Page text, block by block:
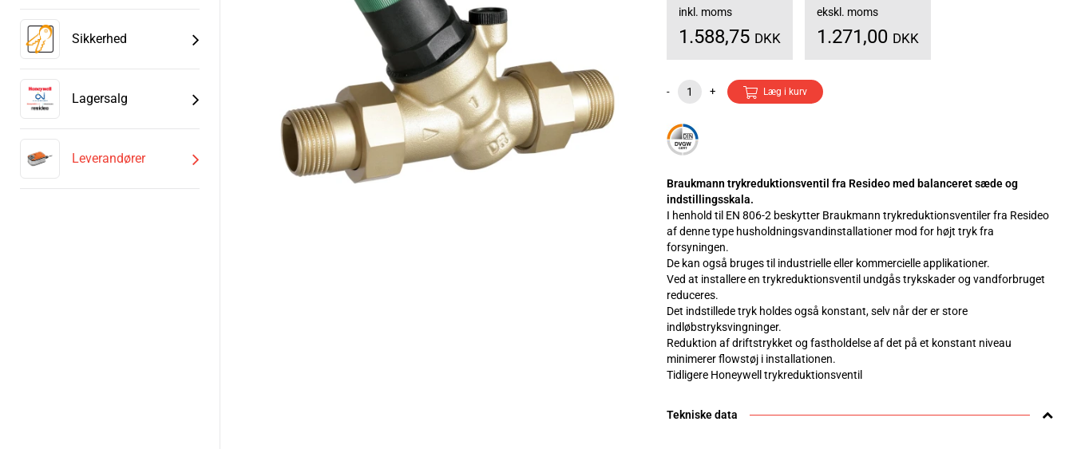
Sikkerhed
Lagersalg
Leverandører
inkl. moms
1.588,75 DKK
ekskl. moms
1.271,00 DKK
- + Læg i kurv
Braukmann trykreduktionsventil fra Resideo med balanceret sæde og
indstillingsskala.
I henhold til EN 806-2 beskytter Braukmann trykreduktionsventiler fra Resideo
af denne type husholdningsvandinstallationer mod for højt tryk fra
forsyningen.
De kan også bruges til industrielle eller kommercielle applikationer.
Ved at installere en trykreduktionsventil undgås trykskader og vandforbruget
reduceres.
Det indstillede tryk holdes også konstant, selv når der er store
indløbstryksvingninger.
Reduktion af driftstrykket og fastholdelse af det på et konstant niveau
minimerer flowstøj i installationen.
Tidligere Honeywell trykreduktionsventil
Tekniske data